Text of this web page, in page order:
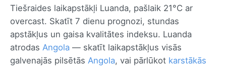
Tiešraides laikapstākļi Luanda, pašlaik 21°C ar
overcast. Skatīt 7 dienu prognozi, stundas
apstākļus un gaisa kvalitātes indeksu. Luanda
atrodas Angola — skatīt laikapstākļus visās
galvenajās pilsētās Angola, vai pārlūkot karstākās